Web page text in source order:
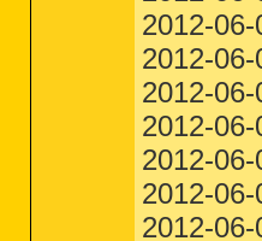
2012-
2012-
2012-
2012-
2012-
2012-
2012-